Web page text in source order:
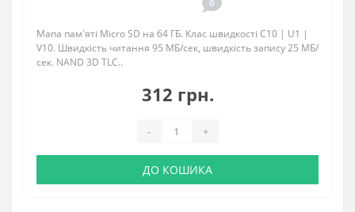
0
Мапа пам'яті Micro SD на 64 ГБ. Клас швидкості C10 | U1 |
V10. Швидкість читання 95 МБ/сек, швидкість запису 25 МБ/
сек. NAND 3D TLC..
312 грн.
- +
ДО КОШИКА